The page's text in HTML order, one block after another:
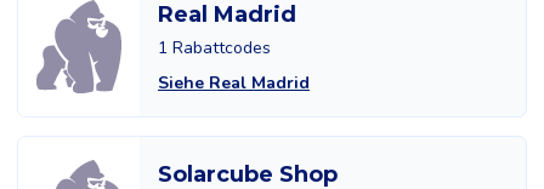
Real Madrid
1 Rabattcodes
Siehe Real Madrid
Solarcube Shop